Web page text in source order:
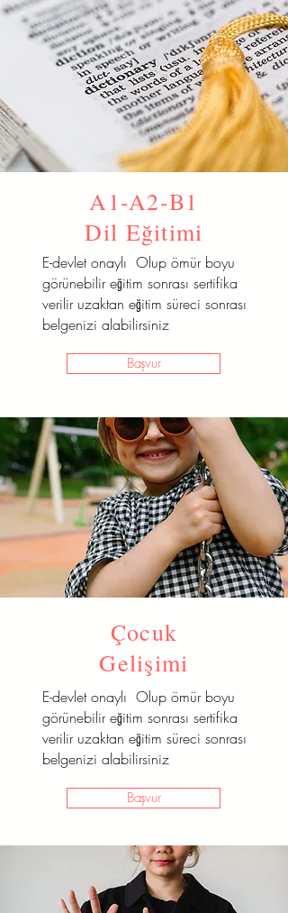
A1-A2-B1
Dil Eğitimi
E-devlet onaylı Olup ömür boyu
görünebilir eğitim sonrası sertifika
verilir uzaktan eğitim süreci sonrası
belgenizi alabilirsiniz
Başvur
Çocuk
Gelişimi
E-devlet onaylı Olup ömür boyu
görünebilir eğitim sonrası sertifika
verilir uzaktan eğitim süreci sonrası
belgenizi alabilirsiniz
Başvur